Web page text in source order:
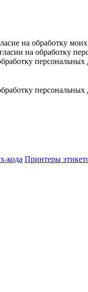
на обработку
на обработку
кода Принтеры